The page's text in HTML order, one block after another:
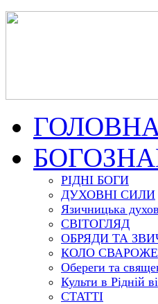
РІДНІ БОГИ
ДУХОВНІ СИЛИ
Язичницька
СВІТОГЛЯД
ОБРЯДИ ТА
КОЛО СВАРОЖЕ
Обереги та
Культи в Рідній
СТАТТІ